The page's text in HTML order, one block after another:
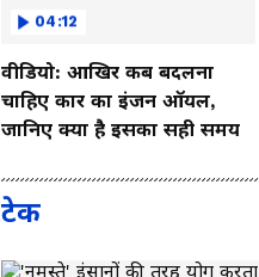
04:12
वीडियो: आखिर कब बदलना
चाहिए कार का इंजन ऑयल,
जानिए क्या है इसका सही समय
टेक